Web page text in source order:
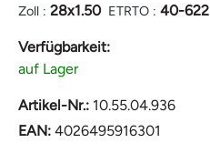
Zoll : 28x1.50 ETRTO : 40-622
Verfügbarkeit:
auf Lager
Artikel-Nr.: 10.55.04.936
EAN: 4026495916301